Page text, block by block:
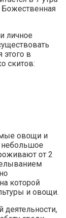
Божественная
личное
этого в
скитов:
овощи и
небольшое
от 2
которой
и овощи.